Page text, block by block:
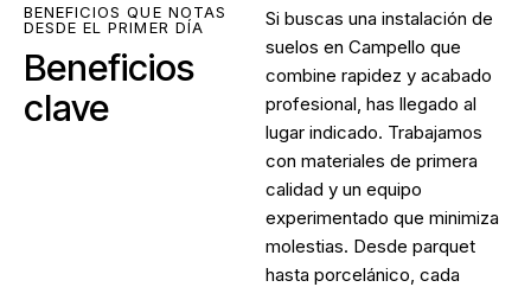
BENEFICIOS QUE NOTAS
DESDE EL PRIMER DÍA
Beneficios
clave
Si buscas una instalación de
suelos en Campello que
combine rapidez y acabado
profesional, has llegado al
lugar indicado. Trabajamos
con materiales de primera
calidad y un equipo
experimentado que minimiza
molestias. Desde parquet
hasta porcelánico, cada